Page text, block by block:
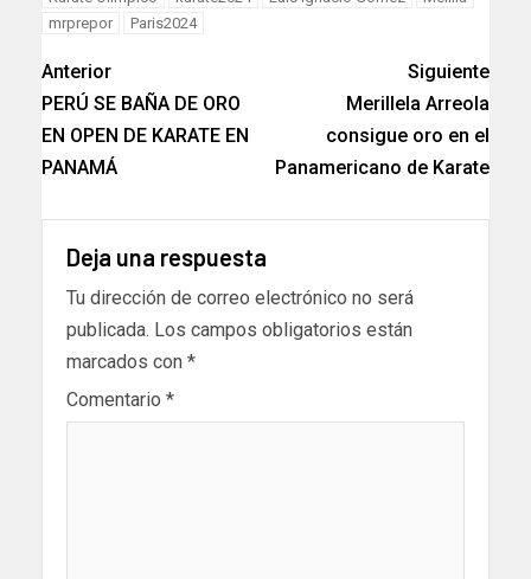
mrprepor
Paris2024
Anterior
PERÚ SE BAÑA DE ORO
EN OPEN DE KARATE EN
PANAMÁ
Siguiente
Merillela Arreola
consigue oro en el
Panamericano de Karate
Deja una respuesta
Tu dirección de correo electrónico no será
publicada. Los campos obligatorios están
marcados con *
Comentario *